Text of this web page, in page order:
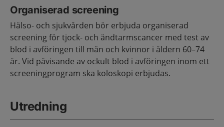
Organiserad screening
Hälso- och sjukvården bör erbjuda organiserad
screening för tjock- och ändtarmscancer med test av
blod i avföringen till män och kvinnor i åldern 60–74
år. Vid påvisande av ockult blod i avföringen inom ett
screeningprogram ska koloskopi erbjudas.
Utredning